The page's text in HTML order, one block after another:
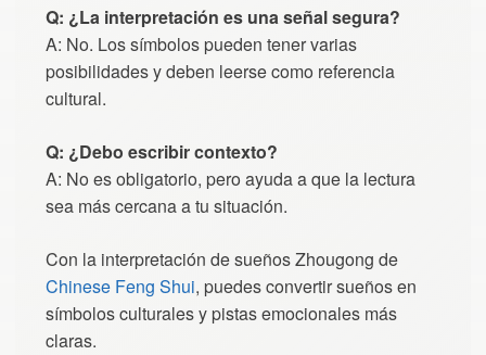
Q: ¿La interpretación es una señal segura?
A: No. Los símbolos pueden tener varias
posibilidades y deben leerse como referencia
cultural.
Q: ¿Debo escribir contexto?
A: No es obligatorio, pero ayuda a que la lectura
sea más cercana a tu situación.
Con la interpretación de sueños Zhougong de
Chinese Feng Shui, puedes convertir sueños en
símbolos culturales y pistas emocionales más
claras.